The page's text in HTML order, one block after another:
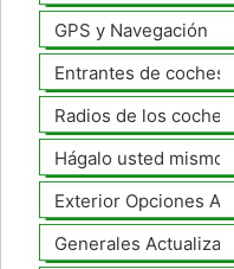
GPS y Navegación
Entrantes de coches
Radios de los coches
Hágalo usted mismo
Exterior Opciones
Generales